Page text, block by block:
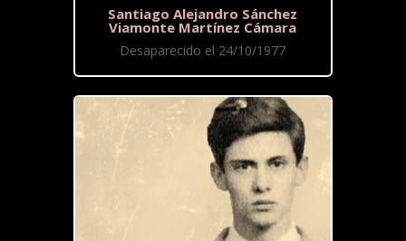
Santiago Alejandro Sánchez
Viamonte Martínez Cámara
Desaparecido el 24/10/1977